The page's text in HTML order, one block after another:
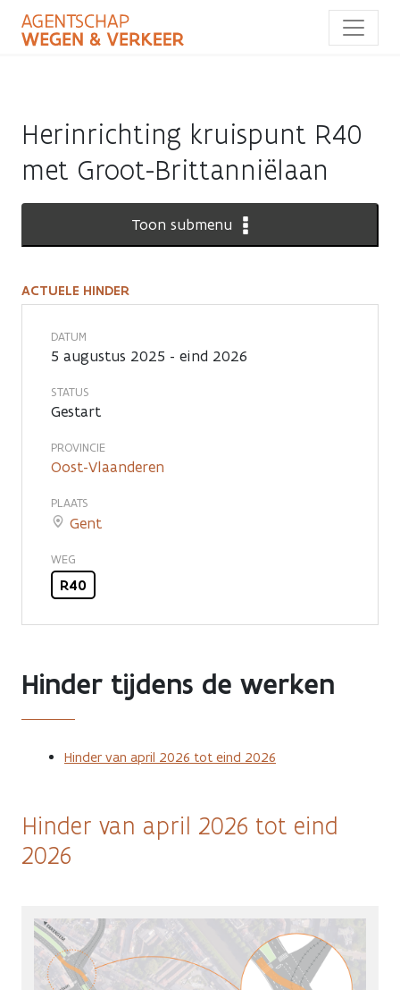
naar
Herinrichting kruispunt R40
met Groot-Brittanniëlaan
Toon submenu
Actuele
hinder
ACTUELE HINDER
DATUM
5 augustus 2025 - eind 2026
STATUS
Gestart
PROVINCIE
Oost-Vlaanderen
PLAATS
Gent
WEG
R40
Hinder tijdens de werken
Hinder van april 2026 tot eind 2026
Hinder van april 2026 tot eind
2026